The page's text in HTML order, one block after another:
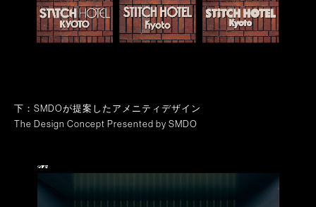
下：SMDOが提案したアメニティデザイン
The Design Concept Presented by SMDO